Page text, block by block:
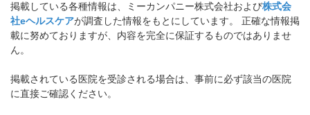
掲載している各種情報は、ミーカンパニー株式会社および株式会
社eヘルスケアが調査した情報をもとにしています。 正確な情報掲
載に努めておりますが、内容を完全に保証するものではありませ
ん。
掲載されている医院を受診される場合は、事前に必ず該当の医院
に直接ご確認ください。